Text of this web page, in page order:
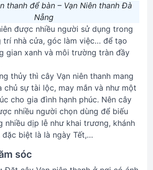
thanh để bàn – Vạn Niên thanh Đà
Nẵng
được nhiều người sử dụng trong
trí nhà cửa, góc làm việc… để tạo
gian xanh và môi trường tràn đầy
thủy thì cây Vạn niên thanh mang
chủ sự tài lộc, may mắn và như một
cho gia đình hạnh phúc. Nên cây
nhiều người chọn dùng để biếu
nhiều dịp lễ như khai trương, khánh
đặc biệt là là ngày Tết,…
sóc